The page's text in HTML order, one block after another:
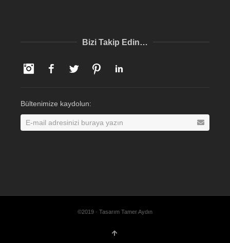
Bizi Takip Edin…
InstagramFacebookTwitter Pinterest
Bültenimize kaydolun:
©2019 · Tasarım Tamer Aydın